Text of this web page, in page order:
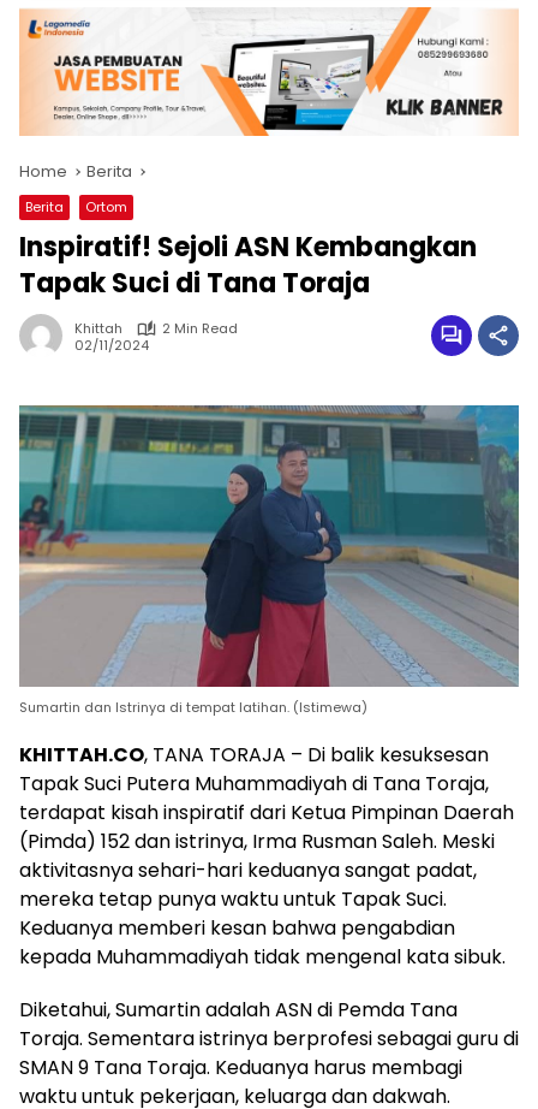
Home Berita
Berita Ortom
Inspiratif! Sejoli ASN Kembangkan
Tapak Suci di Tana Toraja
Khittah
2 Min Read
02/11/2024
Sumartin dan Istrinya di tempat latihan. (Istimewa)
KHITTAH.CO, TANA TORAJA – Di balik kesuksesan
Tapak Suci Putera Muhammadiyah di Tana Toraja,
terdapat kisah inspiratif dari Ketua Pimpinan Daerah
(Pimda) 152 dan istrinya, Irma Rusman Saleh. Meski
aktivitasnya sehari-hari keduanya sangat padat,
mereka tetap punya waktu untuk Tapak Suci.
Keduanya memberi kesan bahwa pengabdian
kepada Muhammadiyah tidak mengenal kata sibuk.
Diketahui, Sumartin adalah ASN di Pemda Tana
Toraja. Sementara istrinya berprofesi sebagai guru di
SMAN 9 Tana Toraja. Keduanya harus membagi
waktu untuk pekerjaan, keluarga dan dakwah.